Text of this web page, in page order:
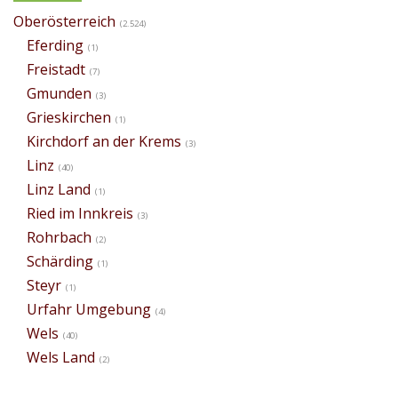
Oberösterreich (2.524)
Eferding (1)
Freistadt (7)
Gmunden (3)
Grieskirchen (1)
Kirchdorf an der Krems (3)
Linz (40)
Linz Land (1)
Ried im Innkreis (3)
Rohrbach (2)
Schärding (1)
Steyr (1)
Urfahr Umgebung (4)
Wels (40)
Wels Land (2)